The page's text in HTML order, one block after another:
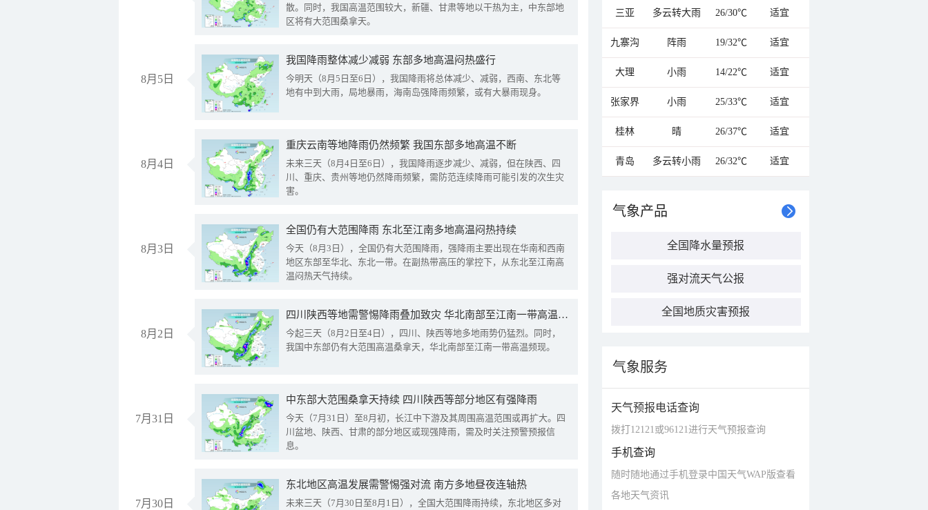
散。同时，我国高温范围较大，新疆、甘肃等地以干热为主，中东部地
区将有大范围桑拿天。
8月5日
我国降雨整体减少减弱 东部多地高温闷热盛行
今明天（8月5日至6日），我国降雨将总体减少、减弱，西南、东北等
地有中到大雨，局地暴雨，海南岛强降雨频繁，或有大暴雨现身。
8月4日
重庆云南等地降雨仍然频繁 我国东部多地高温不断
未来三天（8月4日至6日），我国降雨逐步减少、减弱，但在陕西、四
川、重庆、贵州等地仍然降雨频繁，需防范连续降雨可能引发的次生灾
害。
8月3日
全国仍有大范围降雨 东北至江南多地高温闷热持续
今天（8月3日），全国仍有大范围降雨，强降雨主要出现在华南和西南
地区东部至华北、东北一带。在副热带高压的掌控下，从东北至江南高
温闷热天气持续。
8月2日
四川陕西等地需警惕降雨叠加致灾 华北南部至江南一带高温频现
今起三天（8月2日至4日），四川、陕西等地多地雨势仍猛烈。同时，
我国中东部仍有大范围高温桑拿天，华北南部至江南一带高温频现。
7月31日
中东部大范围桑拿天持续 四川陕西等部分地区有强降雨
今天（7月31日）至8月初，长江中下游及其周围高温范围或再扩大。四
川盆地、陕西、甘肃的部分地区或现强降雨，需及时关注预警预报信
息。
7月30日
东北地区高温发展需警惕强对流 南方多地昼夜连轴热
未来三天（7月30日至8月1日），全国大范围降雨持续，东北地区多对
三亚 多云转大雨 26/30℃ 适宜
九寨沟 阵雨 19/32℃ 适宜
大理 小雨 14/22℃ 适宜
张家界 小雨 25/33℃ 适宜
桂林 晴 26/37℃ 适宜
青岛 多云转小雨 26/32℃ 适宜
气象产品
全国降水量预报
强对流天气公报
全国地质灾害预报
气象服务
天气预报电话查询
拨打12121或96121进行天气预报查询
手机查询
随时随地通过手机登录中国天气WAP版查看
各地天气资讯